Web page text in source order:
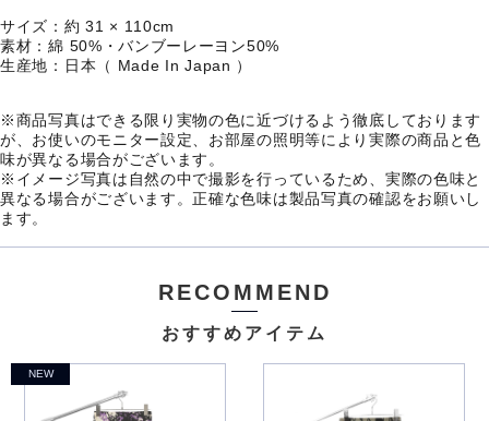
サイズ：約 31 × 110cm
素材：綿 50%・バンブーレーヨン50%
生産地：日本（ Made In Japan ）
※商品写真はできる限り実物の色に近づけるよう徹底しております
が、お使いのモニター設定、お部屋の照明等により実際の商品と色
味が異なる場合がございます。
※イメージ写真は自然の中で撮影を行っているため、実際の色味と
異なる場合がございます。正確な色味は製品写真の確認をお願いし
ます。
RECOMMEND
おすすめアイテム